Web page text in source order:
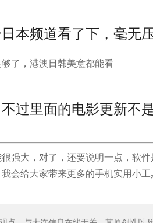
本频道看了下，毫无压
过里面的电影更新不
强大，对了，还要说明一点，软
会给大家带来更多的手机实用小工